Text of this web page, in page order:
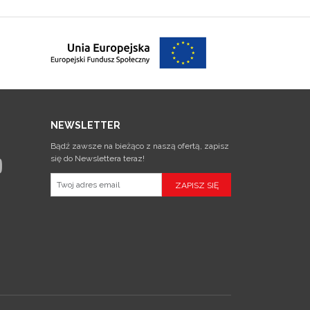
NEWSLETTER
Bądź zawsze na bieżąco z naszą ofertą, zapisz
się do Newslettera teraz!